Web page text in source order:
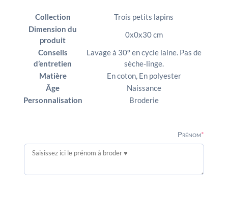
Collection
Trois petits lapins
Dimension du
produit
0x0x30 cm
Conseils
d’entretien
Lavage à 30° en cycle laine. Pas de
sèche-linge.
Matière
En coton, En polyester
Âge
Naissance
Personnalisation
Broderie
Prénom*